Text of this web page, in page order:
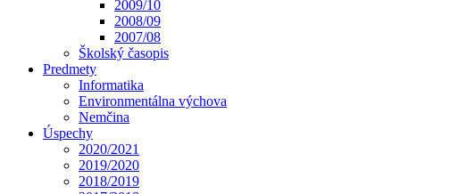
2009/10
2008/09
2007/08
Školský časopis
Predmety
Informatika
Environmentálna výchova
Nemčina
Úspechy
2020/2021
2019/2020
2018/2019